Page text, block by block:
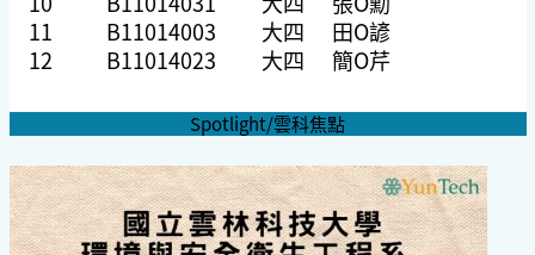
11
B11014003 大四
田O諺
12
B11014023 大四 簡O芹
Spotlight/雲科焦點